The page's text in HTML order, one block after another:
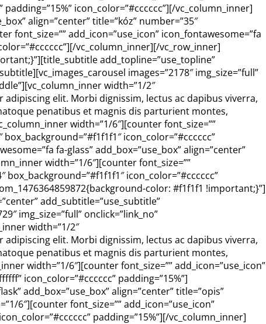
MOJE KONTO
KOSZYK
icon_color=”#cccccc”][/vc_column_inner]
align=”center” title=”kóz” number=”35″
font_size=”” add_icon=”use_icon” icon_fontawesome=”fa
vc_column_inner][/vc_row_inner]
add_topline=”use_topline”
images=”2178″ img_size=”full”
width=”1/2″
elit. Morbi dignissim, lectus ac dapibus viverra,
penatibus et magnis dis parturient montes,
width=”1/6″][counter font_size=””
icon_color=”#cccccc”
fa-glass” add_box=”use_box” align=”center”
width=”1/6″][counter font_size=””
box_background=”#f1f1f1″ icon_color=”#cccccc”
color: #f1f1f1 !important;}”]
add_subtitle=”use_subtitle”
img_size=”full” onclick=”link_no”
width=”1/2″
elit. Morbi dignissim, lectus ac dapibus viverra,
penatibus et magnis dis parturient montes,
width=”1/6″][counter font_size=”” add_icon=”use_icon”
icon_color=”#cccccc” padding=”15%”]
add_box=”use_box” align=”center” title=”opis”
6″][counter font_size=”” add_icon=”use_icon”
padding=”15%”][/vc_column_inner]